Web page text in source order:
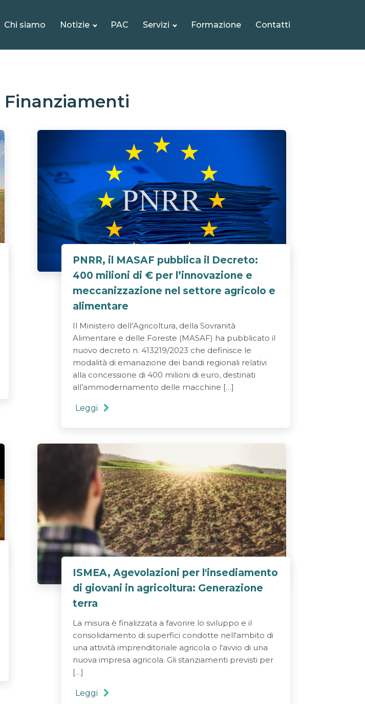
Chi siamo Notizie PAC Servizi Formazione Contatti
Finanziamenti
PNRR, il MASAF pubblica il Decreto:
400 milioni di € per l’innovazione e
meccanizzazione nel settore agricolo e
alimentare
Il Ministero dell’Agricoltura, della Sovranità
Alimentare e delle Foreste (MASAF) ha pubblicato il
nuovo decreto n. 413219/2023 che definisce le
modalità di emanazione dei bandi regionali relativi
alla concessione di 400 milioni di euro, destinati
all’ammodernamento delle macchine […]
Leggi
ISMEA, Agevolazioni per l'insediamento
di giovani in agricoltura: Generazione
terra
La misura è finalizzata a favorire lo sviluppo e il
consolidamento di superfici condotte nell'ambito di
una attività imprenditoriale agricola o l'avvio di una
nuova impresa agricola. Gli stanziamenti previsti per
[…]
Leggi